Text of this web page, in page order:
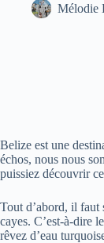
Mélodie
Belize est une
échos, nous nous
puissiez découvrir
Tout d’abord, il faut
cayes. C’est-à-dire
rêvez d’eau